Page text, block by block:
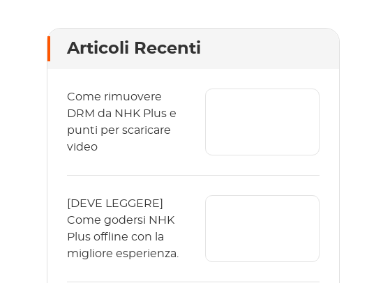
Articoli Recenti
Come rimuovere
DRM da NHK Plus e
punti per scaricare
video
[DEVE LEGGERE]
Come godersi NHK
Plus offline con la
migliore esperienza.